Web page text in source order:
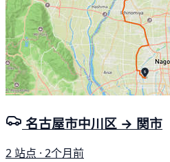
名古屋市中川区 → 関市
2 站点 · 2个月前